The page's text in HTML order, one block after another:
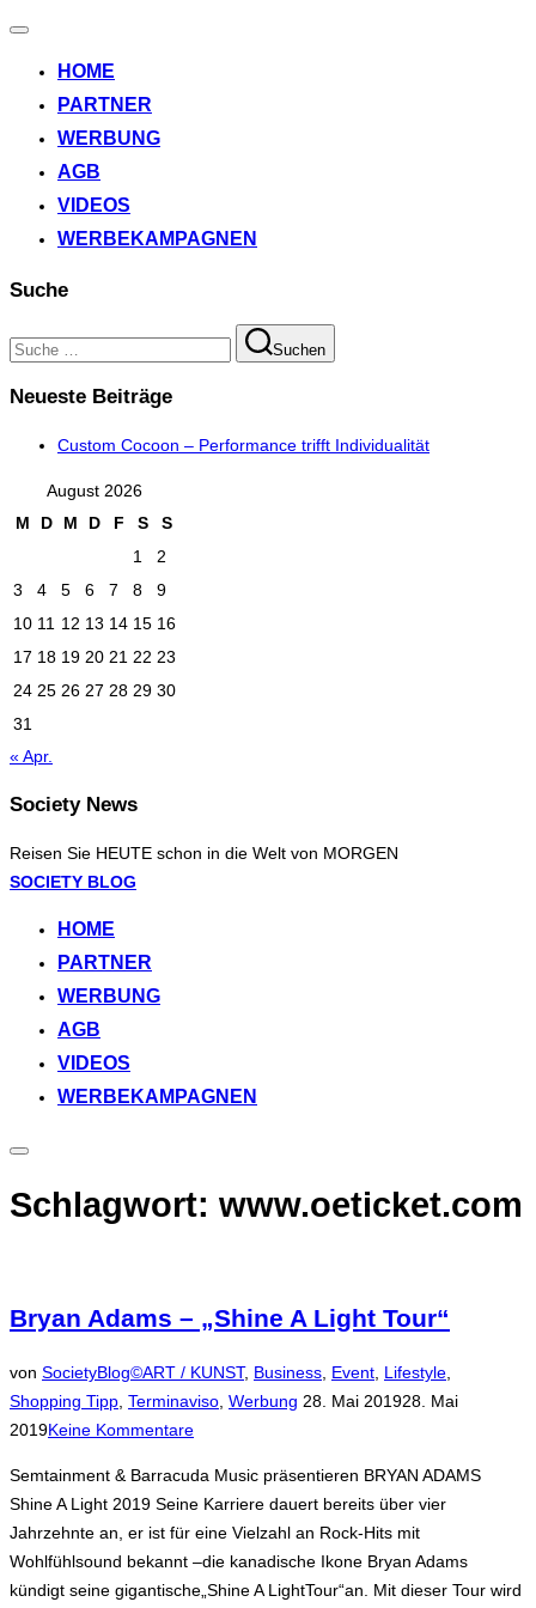
Navigation
HOME
PARTNER
WERBUNG
AGB
VIDEOS
WERBEKAMPAGNEN
Suche
Suchen
nach:
Suchen
Neueste Beiträge
Custom Cocoon – Performance trifft Individualität
August 2026
M
D M D F S
S
1
2
3
4 5 6 7 8
9
10 11 12 13 14 15 16
17 18 19 20 21 22 23
24 25 26 27 28 29 30
31
« Apr.
Society News
Reisen Sie HEUTE schon in die Welt von MORGEN
Zum
springen
SOCIETY BLOG
HOME
PARTNER
WERBUNG
AGB
VIDEOS
WERBEKAMPAGNEN
Seitenleiste
Navigation
umschalten
Schlagwort: www.oeticket.com
Bryan Adams – „Shine A Light Tour“
von SocietyBlog©ART / KUNST, Business Event Lifestyle
Shopping Tipp Terminaviso Werbung Veröffentlicht
28. Mai 201928. Mai
2019Keine Kommentare
Semtainment & Barracuda Music präsentieren BRYAN ADAMS
Shine A Light 2019 Seine Karriere dauert bereits über vier
Jahrzehnte an, er ist für eine Vielzahl an Rock-Hits mit
Wohlfühlsound bekannt –die kanadische Ikone Bryan Adams
kündigt seine gigantische„Shine A LightTour“an. Mit dieser Tour wird